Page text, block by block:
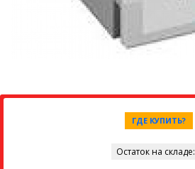
ГДЕ КУПИТЬ?
Остаток на складе: